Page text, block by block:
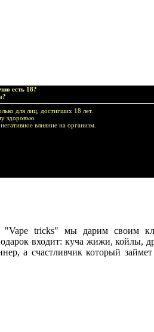
есть 18?
для лиц, достигших 18 лет.
здоровью.
влияние на организм.
tricks" мы дарим своим
входит: куча жижи, койлы,
а счастливчик который